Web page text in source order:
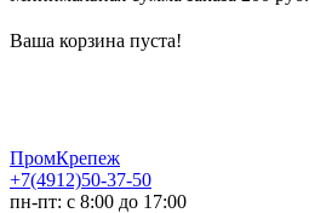
Ваша корзина пуста!
ПромКрепеж
+7(4912)50-37-50
пн-пт: с 8:00 до 17:00